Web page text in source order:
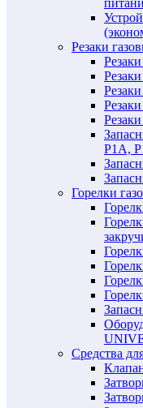
Резаки
Р1А,
Горелки
Средства